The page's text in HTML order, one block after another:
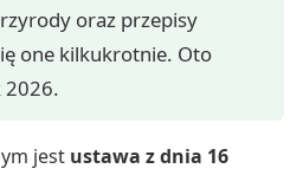
oraz przepisy
one kilkukrotnie. Oto
2026.
jest ustawa z dnia 16